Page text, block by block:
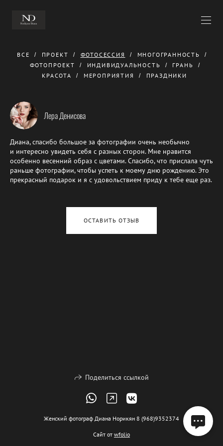
ВСЕ ПРОЕКТ ФОТОСЕССИЯ
МНОГОГРАННОСТЬ
ФОТОПРОЕКТ
ИНДИВИДУАЛЬНОСТЬ
ГРАНЬ
КРАСОТА
МЕРОПРИЯТИЯ ПРАЗДНИКИ
Лера Денисова
Диана, спасибо большое за фотографии очень необычно
и интересно увидеть себя с разных сторон. Мне нравится
особенно весенний образ с цветами. Спасибо, что прислала чуть
раньше фотографии, чтобы успеть к моему дню рождению. Это
прекрасный подарок и я с удовольствием приду к тебе еще раз.
ОСТАВИТЬ ОТЗЫВ
Поделиться ссылкой
Женский фотограф Диана Норикян 8 (968)9352374
Сайт от wfolio